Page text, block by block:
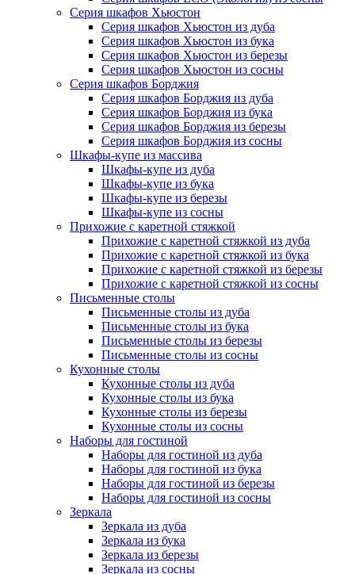
Серия шкафов Хьюстон
Серия шкафов Хьюстон из дуба
Серия шкафов Хьюстон из бука
Серия шкафов Хьюстон из березы
Серия шкафов Хьюстон из сосны
Серия шкафов Борджия
Серия шкафов Борджия из дуба
Серия шкафов Борджия из бука
Серия шкафов Борджия из березы
Серия шкафов Борджия из сосны
Шкафы-купе из массива
Шкафы-купе из дуба
Шкафы-купе из бука
Шкафы-купе из березы
Шкафы-купе из сосны
Прихожие с каретной стяжкой
Прихожие с каретной стяжкой из дуба
Прихожие с каретной стяжкой из бука
Прихожие с каретной стяжкой из березы
Прихожие с каретной стяжкой из сосны
Письменные столы
Письменные столы из дуба
Письменные столы из бука
Письменные столы из березы
Письменные столы из сосны
Кухонные столы
Кухонные столы из дуба
Кухонные столы из бука
Кухонные столы из березы
Кухонные столы из сосны
Наборы для гостиной
Наборы для гостиной из дуба
Наборы для гостиной из бука
Наборы для гостиной из березы
Наборы для гостиной из сосны
Зеркала
Зеркала из дуба
Зеркала из бука
Зеркала из березы
Зеркала из сосны